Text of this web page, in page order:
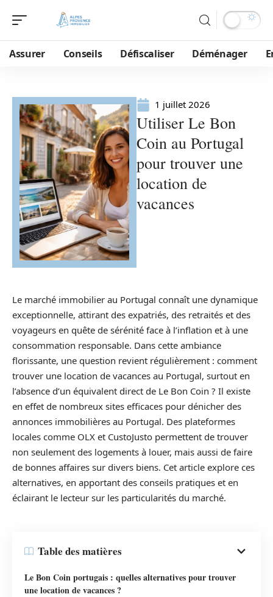
Assurer Conseils Défiscaliser Déménager
1 juillet 2026
Utiliser Le Bon
Coin au Portugal
pour trouver une
location de
vacances
Le marché immobilier au Portugal connaît une dynamique
exceptionnelle, attirant des expatriés, des retraités et des
voyageurs en quête de sérénité face à l’inflation et à une
consommation responsable. Dans cette ambiance
florissante, une question revient régulièrement : comment
trouver une location de vacances au Portugal, surtout en
l’absence d’un équivalent direct de Le Bon Coin ? Il existe
en effet de nombreux sites efficaces pour dénicher des
annonces immobilières au Portugal. Des plateformes
locales comme OLX et CustoJusto permettent de trouver
non seulement des logements à louer, mais aussi de faire
de bonnes affaires sur divers biens. Cet article explore ces
alternatives, en apportant des conseils pratiques et en
éclairant le lecteur sur les particularités du marché.
Table des matières
Le Bon Coin portugais : quelles alternatives pour trouver
une location de vacances ?